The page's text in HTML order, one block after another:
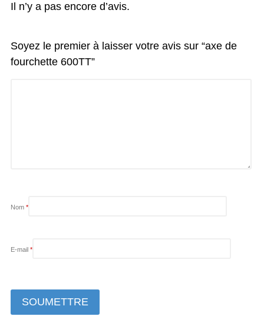
Il n’y a pas encore d’avis.
Soyez le premier à laisser votre avis sur “axe de
fourchette 600TT”
Nom *
E-mail *